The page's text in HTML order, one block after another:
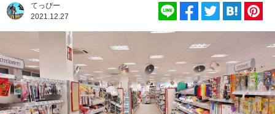
てっぴー
2021.12.27